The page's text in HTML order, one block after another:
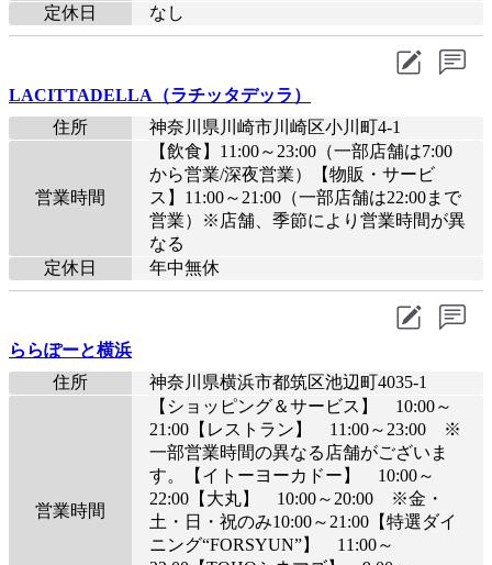
定休日
なし
LACITTADELLA（ラチッタデッラ）
住所
神奈川県川崎市川崎区小川町4-1
営業時間
【飲食】11:00～23:00（一部店舗は7:00
から営業/深夜営業）【物販・サービ
ス】11:00～21:00（一部店舗は22:00まで
営業）※店舗、季節により営業時間が異
なる
定休日
年中無休
ららぽーと横浜
住所
神奈川県横浜市都筑区池辺町4035-1
営業時間
【ショッピング＆サービス】 10:00～
21:00【レストラン】 11:00～23:00 ※
一部営業時間の異なる店舗がございま
す。【イトーヨーカドー】 10:00～
22:00【大丸】 10:00～20:00 ※金・
土・日・祝のみ10:00～21:00【特選ダイ
ニング“FORSYUN”】 11:00～